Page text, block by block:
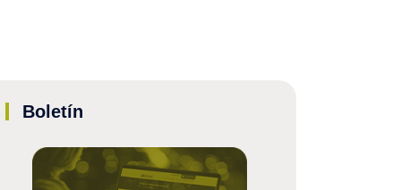
Boletín